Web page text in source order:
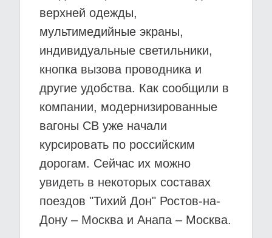
верхней одежды,
мультимедийные экраны,
индивидуальные светильники,
кнопка вызова проводника и
другие удобства. Как сообщили в
компании, модернизированные
вагоны СВ уже начали
курсировать по российским
дорогам. Сейчас их можно
увидеть в некоторых составах
поездов "Тихий Дон" Ростов-на-
Дону – Москва и Анапа – Москва.